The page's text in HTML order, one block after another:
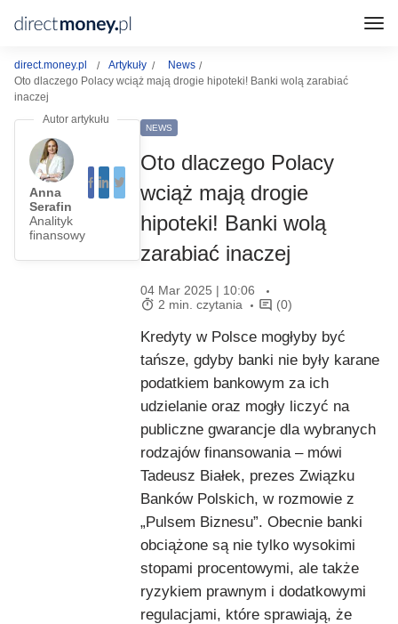
direct.money.pl Artykuły
News
Oto dlaczego Polacy wciąż mają drogie hipoteki! Banki wolą zarabiać
inaczej
Anna
Serafin
Analityk
finansowy
NEWS
Oto dlaczego Polacy
wciąż mają drogie
hipoteki! Banki wolą
zarabiać inaczej
04 Mar 2025 | 10:06
2 min. czytania
(0)
Kredyty w Polsce mogłyby być
tańsze, gdyby banki nie były karane
podatkiem bankowym za ich
udzielanie oraz mogły liczyć na
publiczne gwarancje dla wybranych
rodzajów finansowania – mówi
Tadeusz Białek, prezes Związku
Banków Polskich, w rozmowie z
„Pulsem Biznesu”. Obecnie banki
obciążone są nie tylko wysokimi
stopami procentowymi, ale także
ryzykiem prawnym i dodatkowymi
regulacjami, które sprawiają, że